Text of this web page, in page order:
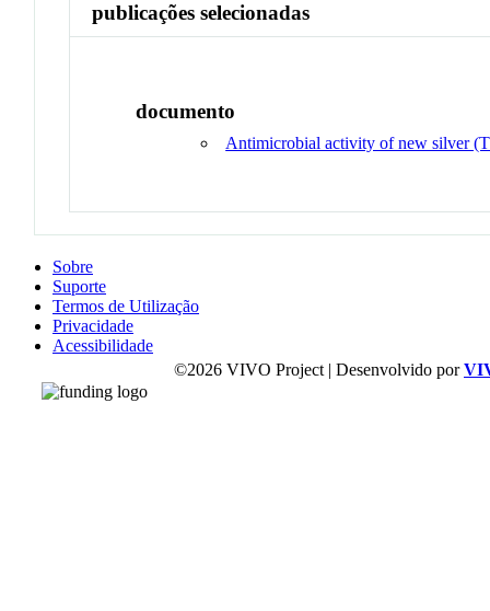
publicações selecionadas
documento
Antimicrobial activity of new silver
Sobre
Suporte
Termos de Utilização
Privacidade
Acessibilidade
©2026 VIVO Project | Desenvolvido por